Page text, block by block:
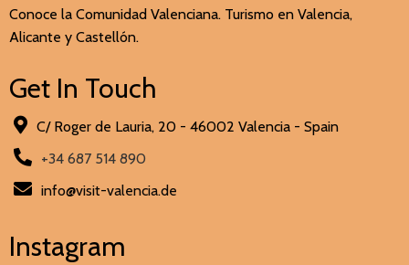
Conoce la Comunidad Valenciana. Turismo en Valencia,
Alicante y Castellón.
Get In Touch
C/ Roger de Lauria, 20 - 46002 Valencia - Spain
+34 687 514 890
info@visit-valencia.de
Instagram